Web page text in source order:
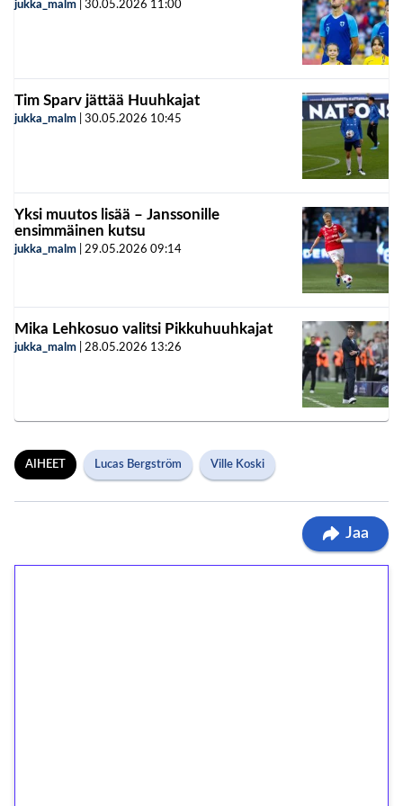
jukka_malm 30.05.2026 11:00
Tim Sparv jättää Huuhkajat
jukka_malm 30.05.2026 10:45
Yksi muutos lisää – Janssonille
ensimmäinen kutsu
jukka_malm 29.05.2026 09:14
Mika Lehkosuo valitsi Pikkuhuuhkajat
jukka_malm 28.05.2026 13:26
AIHEET Lucas Bergström Ville Koski
Jaa